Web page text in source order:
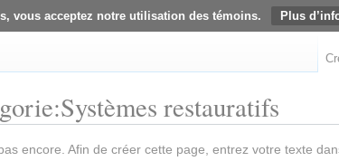
vous acceptez notre utilisation des témoins. Plus
restauratifs
encore. Afin de créer cette page, entrez votre texte